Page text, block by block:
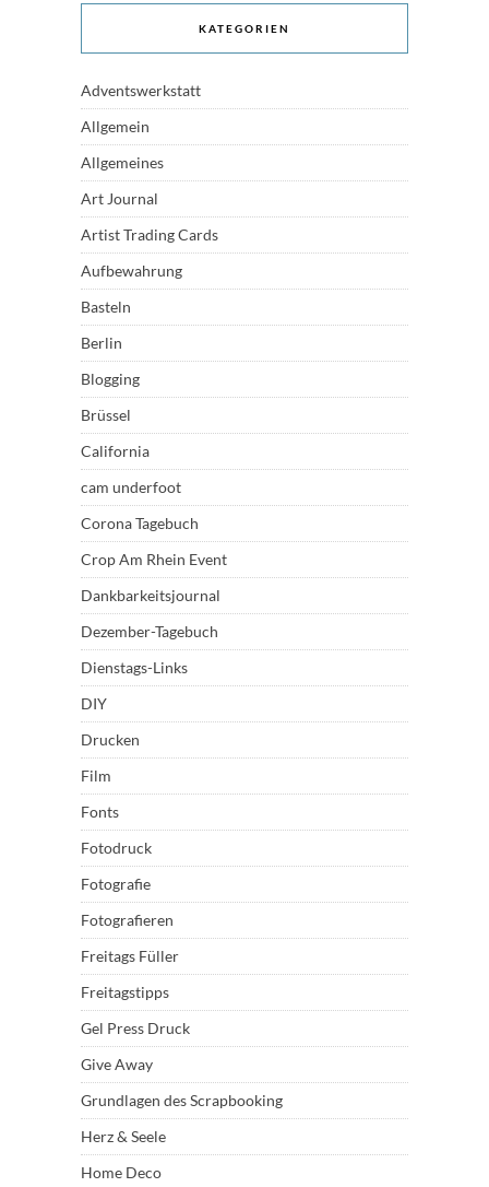
KATEGORIEN
Adventswerkstatt
Allgemein
Allgemeines
Art Journal
Artist Trading Cards
Aufbewahrung
Basteln
Berlin
Blogging
Brüssel
California
cam underfoot
Corona Tagebuch
Crop Am Rhein Event
Dankbarkeitsjournal
Dezember-Tagebuch
Dienstags-Links
DIY
Drucken
Film
Fonts
Fotodruck
Fotografie
Fotografieren
Freitags Füller
Freitagstipps
Gel Press Druck
Give Away
Grundlagen des Scrapbooking
Herz & Seele
Home Deco